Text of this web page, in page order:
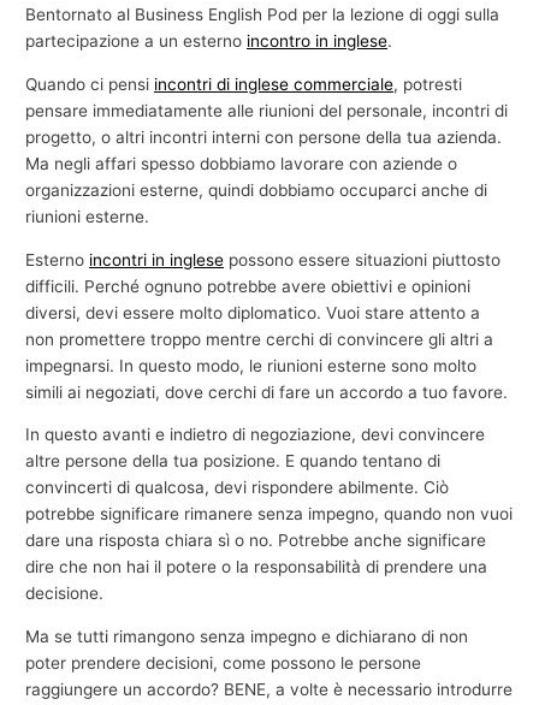
Bentornato al Business English Pod per la lezione di oggi sulla
partecipazione a un esterno incontro in inglese.
Quando ci pensi incontri di inglese commerciale, potresti
pensare immediatamente alle riunioni del personale, incontri di
progetto, o altri incontri interni con persone della tua azienda.
Ma negli affari spesso dobbiamo lavorare con aziende o
organizzazioni esterne, quindi dobbiamo occuparci anche di
riunioni esterne.
Esterno incontri in inglese possono essere situazioni piuttosto
difficili. Perché ognuno potrebbe avere obiettivi e opinioni
diversi, devi essere molto diplomatico. Vuoi stare attento a
non promettere troppo mentre cerchi di convincere gli altri a
impegnarsi. In questo modo, le riunioni esterne sono molto
simili ai negoziati, dove cerchi di fare un accordo a tuo favore.
In questo avanti e indietro di negoziazione, devi convincere
altre persone della tua posizione. E quando tentano di
convincerti di qualcosa, devi rispondere abilmente. Ciò
potrebbe significare rimanere senza impegno, quando non vuoi
dare una risposta chiara sì o no. Potrebbe anche significare
dire che non hai il potere o la responsabilità di prendere una
decisione.
Ma se tutti rimangono senza impegno e dichiarano di non
poter prendere decisioni, come possono le persone
raggiungere un accordo? BENE, a volte è necessario introdurre